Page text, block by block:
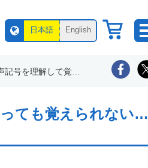
日本語 English
して覚える60分」
っても覚えられない…